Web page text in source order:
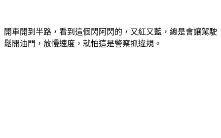
開車開到半路，看到這個閃阿閃的，又紅又藍，總是會讓駕駛
鬆開油門，放慢速度，就怕這是警察抓違規。